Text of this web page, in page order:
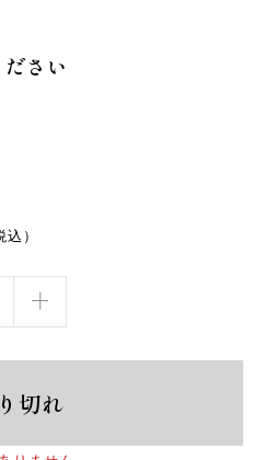
さい
込）
切れ